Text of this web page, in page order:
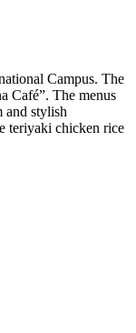
Campus. The
Café”. The menus
and stylish
teriyaki chicken rice